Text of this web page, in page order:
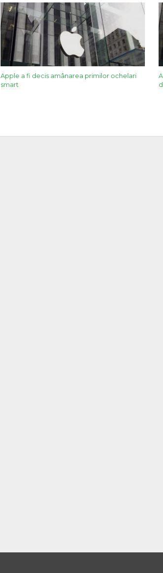
Apple a fi decis amânarea primilor ochelari
smart